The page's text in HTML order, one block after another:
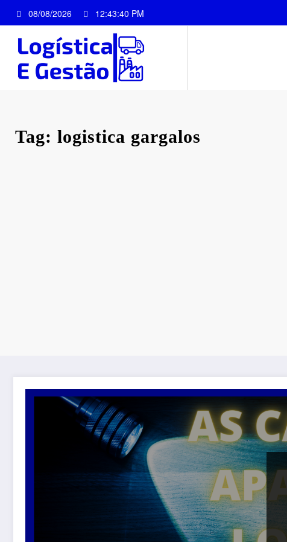
para
conteúdo
08/08/2026 12:43:40 PM
Tag: logistica gargalos